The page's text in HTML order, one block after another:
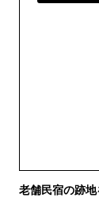
老舗民宿の跡地